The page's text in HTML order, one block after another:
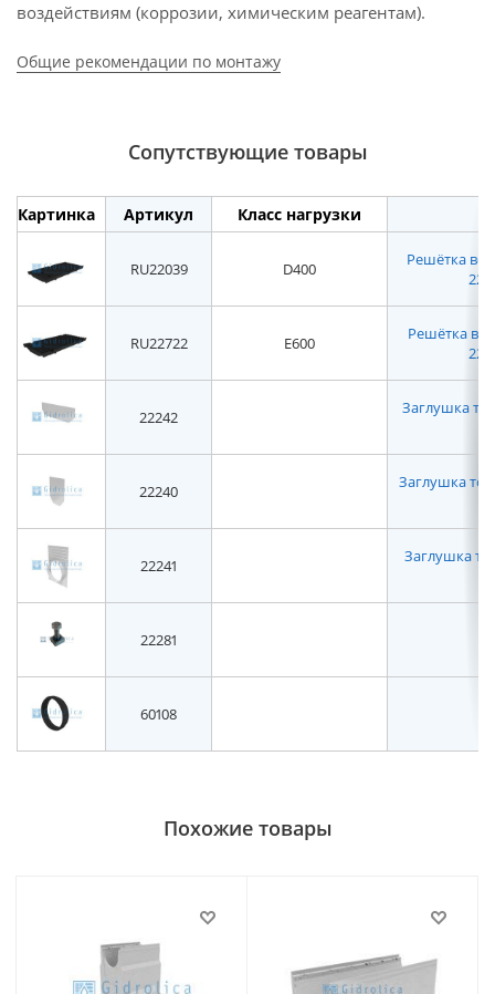
воздействиям (коррозии, химическим реагентам).
Общие рекомендации по монтажу
Сопутствующие товары
Картинка Артикул Класс нагрузки
RU22039 D400
Решётка
RU22722 E600
Решётка
22242 Заглушка
22240 Заглушка
22241 Заглушка
22281
60108
Похожие товары